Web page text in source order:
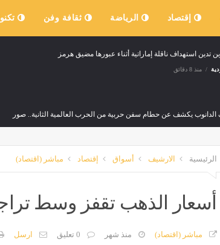
إقتصاد الرياضة ثقافة وفن
تدين استهداف ناقلة إماراتية أثناء عبورها مضيق هرمز
منذ 8 دقائق
يكشف عن حطام سفن حربية من الحرب العالمية الثانية.. صور
الرئيسية الارشيف أسواق إقتصاد مباشر (اقتصاد)
أسعار الذهب تقفز وسط
مباشر (اقتصاد) منذ شهر 0 تعليق ارسل